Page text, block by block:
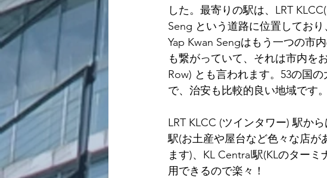
した。最寄りの駅は、LRT
Seng という道路に位置してお
Yap Kwan Sengはもう一つの市
も繋がっていて、それは市内を
Row) とも言われます。53の国
で、治安も比較的良い地域です。
LRT KLCC (ツインタワー) 駅か
駅(お土産や屋台など色々な店が
ます)、KL Central駅(KLのター
用できるので楽々！